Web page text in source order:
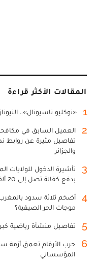
المقالات الأكثر قراءة
1 «نوكليو ناسيونال»..
2
العميل السابق في
تفاصيل مثيرة عن روابط
والجزائر
3
بدفع كفالة تصل إلى 20 ألف دولار
4
أضخم ثلاثة سدود
موجات الحر الصيفية؟
5 تفاصيل منشأة رياضية
6
حرب الأرقام تعمق أزمة
المؤسساتي